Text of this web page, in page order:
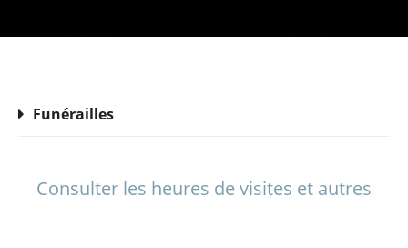
Funérailles
Consulter les heures de visites et autres